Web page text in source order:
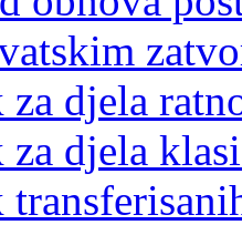
za djela
za djela